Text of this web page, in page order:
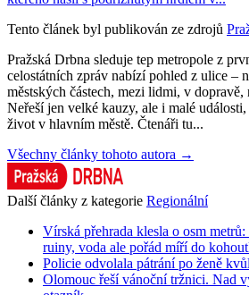
Tento článek byl publikován ze zdrojů
Pražská Drbna sleduje tep metropole z
celostátních zpráv nabízí pohled z ulice –
městských částech, mezi lidmi, v
Neřeší jen velké kauzy, ale i malé
život v hlavním městě. Čtenáři tu...
Všechny články tohoto autora →
Další články z kategorie Regionální
Vírská přehrada klesla o osm metrů:
ruiny, voda ale pořád míří do
Policie odvolala pátrání po ženě
Olomouc řeší vánoční tržnici. Nad